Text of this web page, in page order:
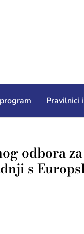
Pravilnici
odbora
s